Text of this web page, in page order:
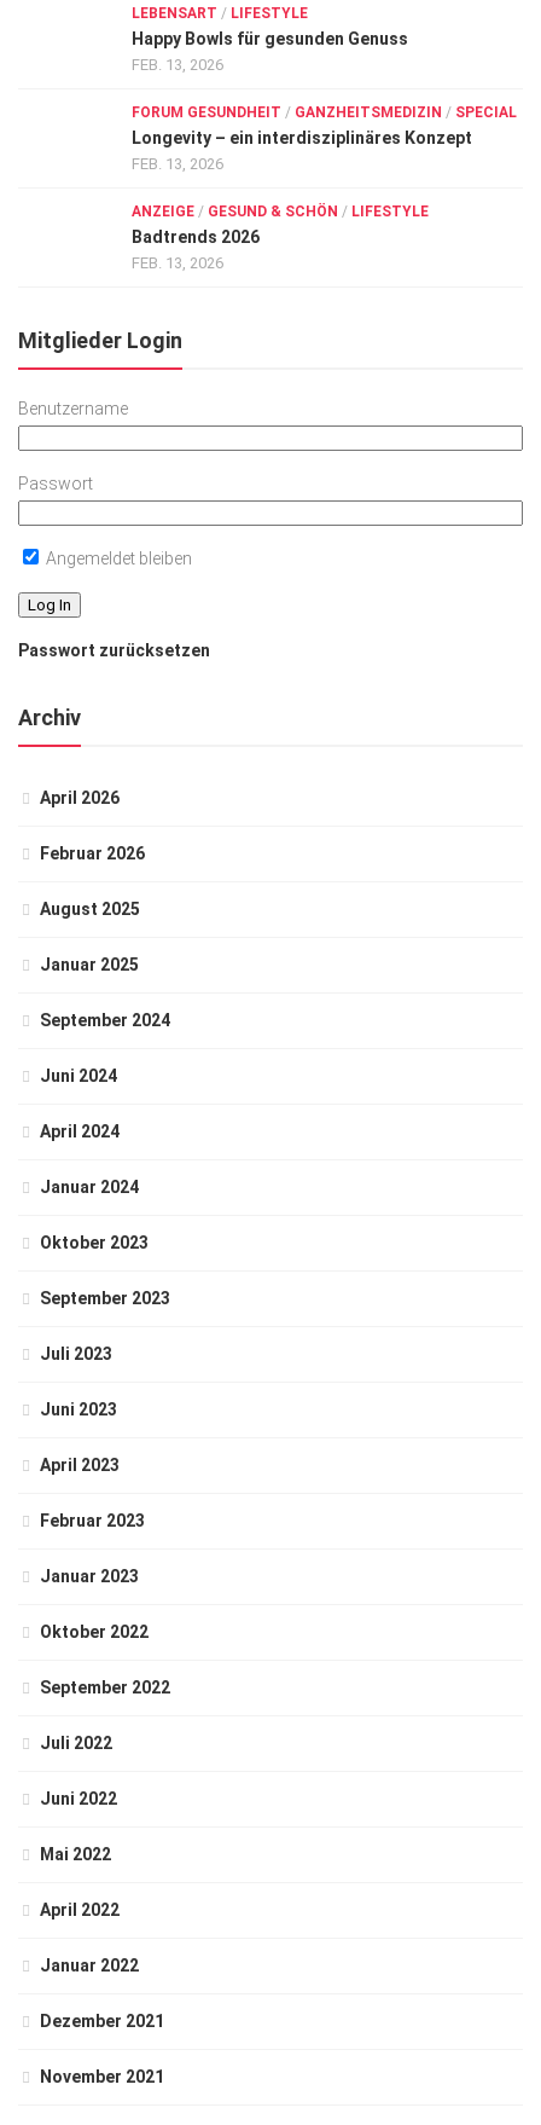
LEBENSART / LIFESTYLE
Happy Bowls für gesunden Genuss
FEB. 13, 2026
FORUM GESUNDHEIT / GANZHEITSMEDIZIN / SPECIAL
Longevity – ein interdisziplinäres Konzept
FEB. 13, 2026
ANZEIGE / GESUND & SCHÖN / LIFESTYLE
Badtrends 2026
FEB. 13, 2026
Mitglieder Login
Benutzername
Passwort
Angemeldet bleiben
Passwort zurücksetzen
Archiv
April 2026
Februar 2026
August 2025
Januar 2025
September 2024
Juni 2024
April 2024
Januar 2024
Oktober 2023
September 2023
Juli 2023
Juni 2023
April 2023
Februar 2023
Januar 2023
Oktober 2022
September 2022
Juli 2022
Juni 2022
Mai 2022
April 2022
Januar 2022
Dezember 2021
November 2021